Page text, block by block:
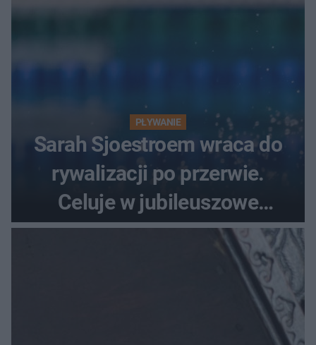
PŁYWANIE
Sarah Sjoestroem wraca do
rywalizacji po przerwie.
Celuje w jubileuszowe
medale na ME